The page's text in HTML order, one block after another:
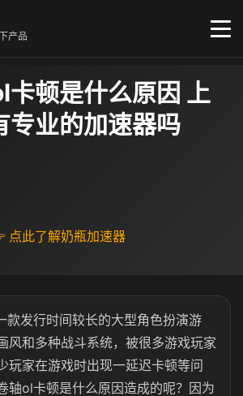
产品
卡顿是什么原因 上
专业的加速器吗
点此了解奶瓶加速器
款发行时间较长的大型角色扮演游
风和多种战斗系统，被很多游戏玩家
玩家在游戏时出现一延迟卡顿等问
轴ol卡顿是什么原因造成的呢？因为